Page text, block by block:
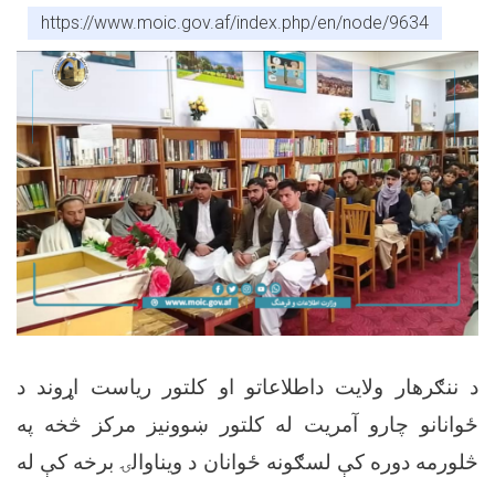
https://www.moic.gov.af/index.php/en/node/9634
د ننګرهار ولایت داطلاعاتو او کلتور ریاست اړوند د
ځوانانو چارو آمریت له کلتور ښوونيز مرکز څخه په
څلورمه دوره کې لسګونه ځوانان د ويناوالۍ برخه کې له